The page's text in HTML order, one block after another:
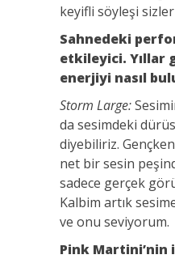
keyifli söyleşi
Sahnedeki
etkileyici. Yıllar
enerjiyi nasıl
Storm Large:
da sesimdeki
diyebiliriz.
net bir sesin
sadece gerçek
Kalbim artık
ve onu seviyorum.
Pink Martini’nin